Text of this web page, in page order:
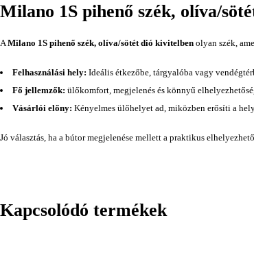
Milano 1S pihenő szék, olíva/
A Milano 1S pihenő szék, olíva/sötét dió kivitelben olyan szék,
Felhasználási hely: Ideális étkezőbe, tárgyalóba vagy
Fő jellemzők: ülőkomfort, megjelenés és könnyű
Vásárlói előny: Kényelmes ülőhelyet ad, miközben erősíti a
Jó választás, ha a bútor megjelenése mellett a praktikus
Kapcsolódó termékek